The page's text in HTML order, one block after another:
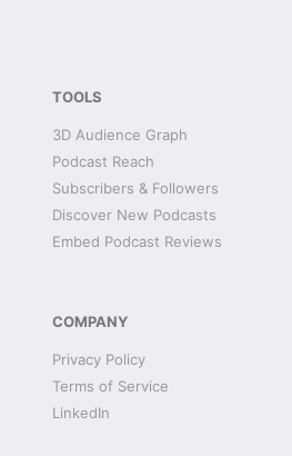
TOOLS
3D Audience Graph
Podcast Reach
Subscribers & Followers
Discover New Podcasts
Embed Podcast Reviews
COMPANY
Privacy Policy
Terms of Service
LinkedIn